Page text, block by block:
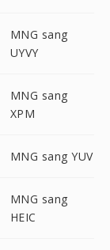
MNG sang
UYVY
MNG sang
XPM
MNG sang YUV
MNG sang
HEIC